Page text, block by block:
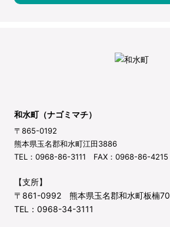
和水町（ナゴミマチ）
〒865-0192
熊本県玉名郡和水町江田3886
TEL：0968-86-3111 FAX：0968-86-4215
【支所】
〒861-0992 熊本県玉名郡和水町板楠70
TEL：0968-34-3111